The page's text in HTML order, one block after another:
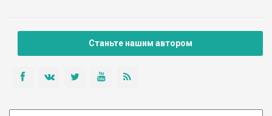
Станьте нашим автором